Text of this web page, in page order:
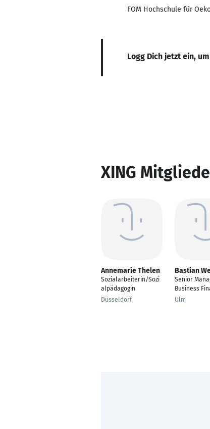
FOM Hochschule für
Logg Dich jetzt ein,
XING
Annemarie Thelen
Sozialarbeiterin/Sozi
alpädagogin
Düsseldorf
Bastian
Senior
Business
Ulm